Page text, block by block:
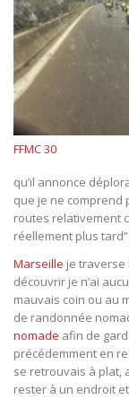
FFMC 30
qu’il annonce
que je ne comprend
routes relativement
réellement plus tard”
Marseille je traverse
découvrir je n’ai
mauvais coin ou au
de randonnée
nomade afin de
précédemment en
se retrouvais à plat,
rester à un endroit